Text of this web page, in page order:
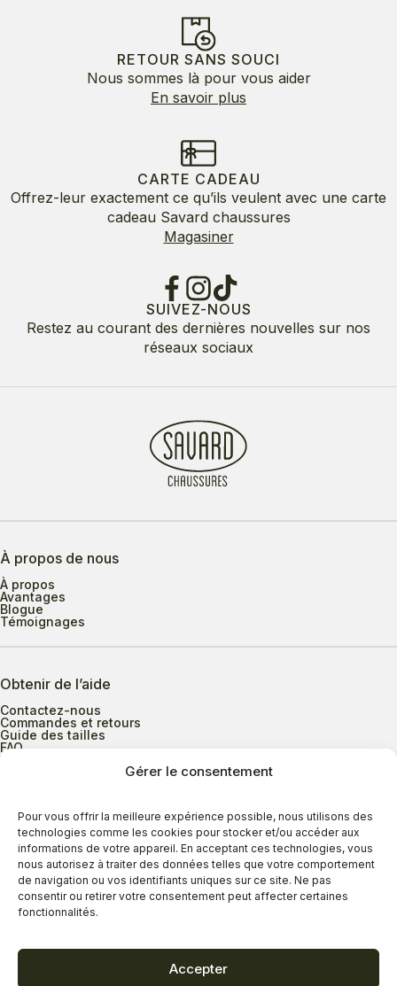
Gérer le consentement
Pour vous offrir la meilleure expérience possible, nous utilisons des
technologies comme les cookies pour stocker et/ou accéder aux
informations de votre appareil. En acceptant ces technologies, vous
nous autorisez à traiter des données telles que votre comportement
de navigation ou vos identifiants uniques sur ce site. Ne pas
consentir ou retirer votre consentement peut affecter certaines
fonctionnalités.
Accepter
RETOUR SANS SOUCI
Nous sommes là pour vous aider
En savoir plus
CARTE CADEAU
Offrez-leur exactement ce qu’ils veulent avec une carte
cadeau Savard chaussures
Magasiner
SUIVEZ-NOUS
Restez au courant des dernières nouvelles sur nos
réseaux sociaux
À propos de nous
À propos
Avantages
Blogue
Témoignages
Obtenir de l’aide
Contactez-nous
Commandes et retours
Guide des tailles
FAQ
Heures d’ouverture
Lundi au mercredi
9h00 à 17h30
Jeudi
9h00 à 20h00
Vendredi
9h00 à 18h00
Dimanche
11h00 à 16h30